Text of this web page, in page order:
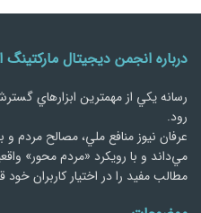
درباره انجمن دیجیتال مارکتینگ
رسانه يكي از مهمترین ابزارهاي
رود.
عرفان نیوز منافع ملي، مصالح مردم و
مي‌داند و با رويكرد «مردم‌ محور»
مطالب مفید را در اختیار کاربران خود